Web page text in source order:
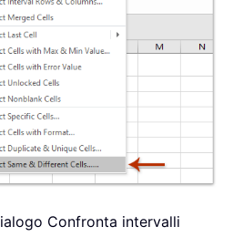
Confronta intervalli